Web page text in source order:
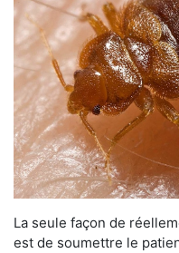
La seule façon de
est de soumettre le